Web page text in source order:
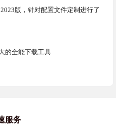
版，针对配置文件定制进行了
的全能下载工具
服务